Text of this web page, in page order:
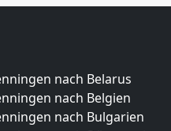
nach Belarus
nach Belgien
nach Bulgarien